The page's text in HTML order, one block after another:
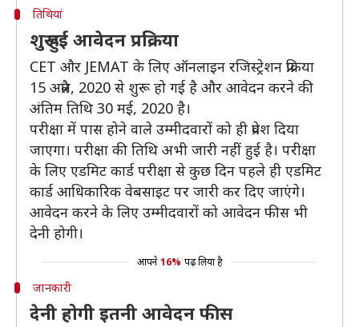
तिथियां
शुरू हुई आवेदन प्रक्रिया
CET और JEMAT के लिए ऑनलाइन रजिस्ट्रेशन प्रक्रिया
15 अप्रैल, 2020 से शुरू हो गई है और आवेदन करने की
अंतिम तिथि 30 मई, 2020 है।
परीक्षा में पास होने वाले उम्मीदवारों को ही प्रवेश दिया
जाएगा। परीक्षा की तिथि अभी जारी नहीं हुई है। परीक्षा
के लिए एडमिट कार्ड परीक्षा से कुछ दिन पहले ही एडमिट
कार्ड आधिकारिक वेबसाइट पर जारी कर दिए जाएंगे।
आवेदन करने के लिए उम्मीदवारों को आवेदन फीस भी
देनी होगी।
आपने 16% पढ़ लिया है
जानकारी
देनी होगी इतनी आवेदन फीस